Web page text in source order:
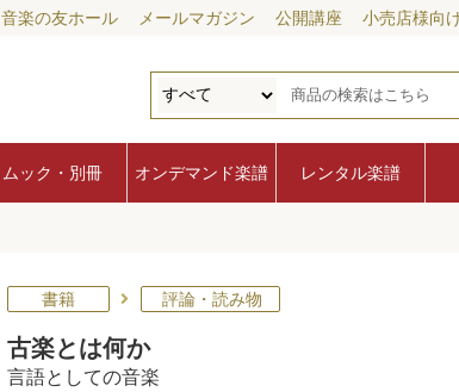
音楽の友ホール メールマガジン 公開講座 小売店様向
ムック・別冊 オンデマンド楽譜 レンタル楽譜
書籍 評論・読み物
古楽とは何か
言語としての音楽